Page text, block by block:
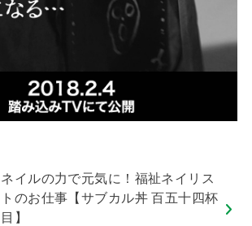
ネイルの力で元気に！福祉ネイリス
トのお仕事【サブカル丼 百五十四杯
目】